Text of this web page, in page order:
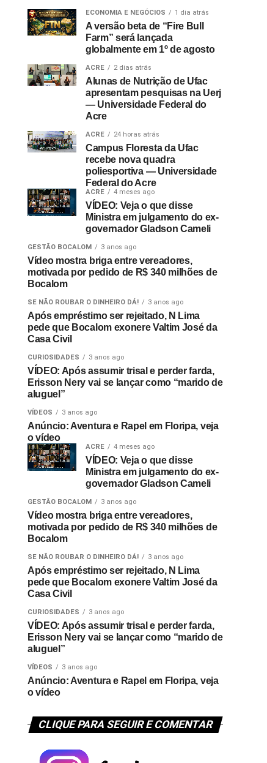
ECONOMIA E NEGÓCIOS 1 dia atrás
A versão beta de “Fire Bull
Farm” será lançada
globalmente em 1º de agosto
ACRE 2 dias atrás
Alunas de Nutrição de Ufac
apresentam pesquisas na Uerj
— Universidade Federal do
Acre
ACRE 24 horas atrás
Campus Floresta da Ufac
recebe nova quadra
poliesportiva — Universidade
Federal do Acre
ACRE 4 meses ago
VÍDEO: Veja o que disse
Ministra em julgamento do ex-
governador Gladson Cameli
GESTÃO BOCALOM 3 anos ago
Vídeo mostra briga entre vereadores,
motivada por pedido de R$ 340 milhões de
Bocalom
SE NÃO ROUBAR O DINHEIRO DÁ! 3 anos ago
Após empréstimo ser rejeitado, N Lima
pede que Bocalom exonere Valtim José da
Casa Civil
CURIOSIDADES 3 anos ago
VÍDEO: Após assumir trisal e perder farda,
Erisson Nery vai se lançar como “marido de
aluguel”
VÍDEOS 3 anos ago
Anúncio: Aventura e Rapel em Floripa, veja
o vídeo
ACRE 4 meses ago
VÍDEO: Veja o que disse
Ministra em julgamento do ex-
governador Gladson Cameli
GESTÃO BOCALOM 3 anos ago
Vídeo mostra briga entre vereadores,
motivada por pedido de R$ 340 milhões de
Bocalom
SE NÃO ROUBAR O DINHEIRO DÁ! 3 anos ago
Após empréstimo ser rejeitado, N Lima
pede que Bocalom exonere Valtim José da
Casa Civil
CURIOSIDADES 3 anos ago
VÍDEO: Após assumir trisal e perder farda,
Erisson Nery vai se lançar como “marido de
aluguel”
VÍDEOS 3 anos ago
Anúncio: Aventura e Rapel em Floripa, veja
o vídeo
CLIQUE PARA SEGUIR E COMENTAR